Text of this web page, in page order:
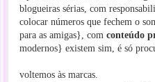
blogueiras sérias, com
colocar números que fechem o
para as amigas}, com conteúdo
modernos} existem sim, é só
voltemos às marcas.